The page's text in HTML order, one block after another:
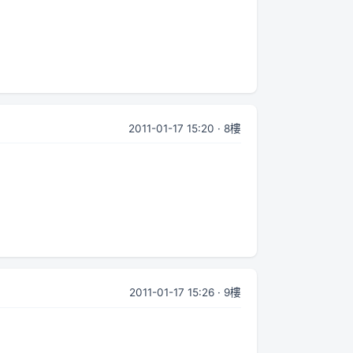
2011-01-17 15:20 · 8樓
2011-01-17 15:26 · 9樓